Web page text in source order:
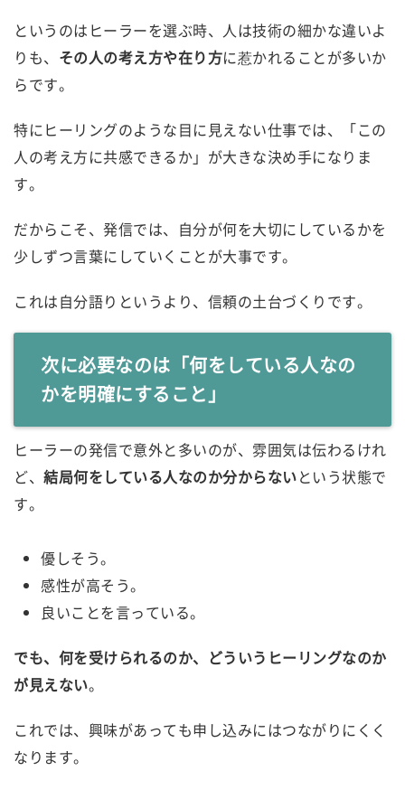
というのはヒーラーを選ぶ時、人は技術の細かな違いよ
りも、 その人の考え方や在り方に惹かれることが多いか
らです。
特にヒーリングのような目に見えない仕事では、「この
人の考え方に共感できるか」が大きな決め手になりま
す。
だからこそ、発信では、自分が何を大切にしているかを
少しずつ言葉にしていくことが大事です。
これは自分語りというより、信頼の土台づくりです。
次に必要なのは「何をしている人なの
かを明確にすること」
ヒーラーの発信で意外と多いのが、雰囲気は伝わるけれ
ど、 結局何をしている人なのか分からないという状態で
す。
優しそう。
感性が高そう。
良いことを言っている。
でも、何を受けられるのか、どういうヒーリングなのか
が見えない。
これでは、興味があっても申し込みにはつながりにくく
なります。